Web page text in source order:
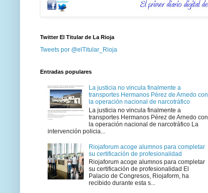
Twitter El Titular de La Rioja
Tweets por @elTitular_Rioja
Entradas populares
La justicia no vincula finalmente a
transportes Hermanos Pérez de Arnedo con
la operación nacional de narcotráfico
La justicia no vincula finalmente a
transportes Hermanos Pérez de Arnedo con
la operación nacional de narcotráfico La
intervención policia...
Riojaforum acoge alumnos para completar
su certificación de profesionalidad
Riojaforum acoge alumnos para completar
su certificación de profesionalidad El
Palacio de Congresos, Riojaform, ha
recibido durante esta s...